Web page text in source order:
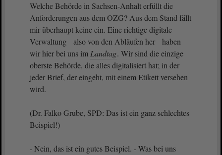
Welche Behörde in Sachsen-Anhalt erfüllt die
Anforderungen aus dem OZG? Aus dem Stand fällt
mir überhaupt keine ein. Eine richtige digitale
Verwaltung also von den Abläufen her haben
wir hier bei uns im Landtag. Wir sind die einzige
oberste Behörde, die alles digitalisiert hat; in der
jeder Brief, der eingeht, mit einem Etikett versehen
wird.
(Dr. Falko Grube, SPD: Das ist ein ganz schlechtes
Beispiel!)
- Nein, das ist ein gutes Beispiel. - Was bei uns